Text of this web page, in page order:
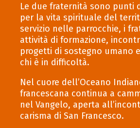
Le due fraternità sono punti
per la vita spirituale del
servizio nelle parrocchie, i
attività di formazione,
progetti di sostegno umano
chi è in difficoltà.
Nel cuore dell’Oceano
francescana continua a
nel Vangelo, aperta
carisma di San Francesco.